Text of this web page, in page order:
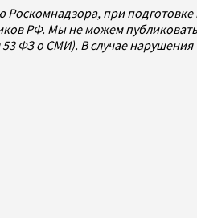
Роскомнадзора, при
РФ. Мы не можем
53 ФЗ о СМИ). В случае